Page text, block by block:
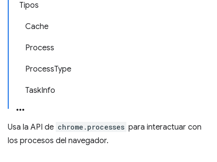
Tipos
Cache
Process
ProcessType
TaskInfo
Usa la API de chrome.processes para interactuar con
los procesos del navegador.